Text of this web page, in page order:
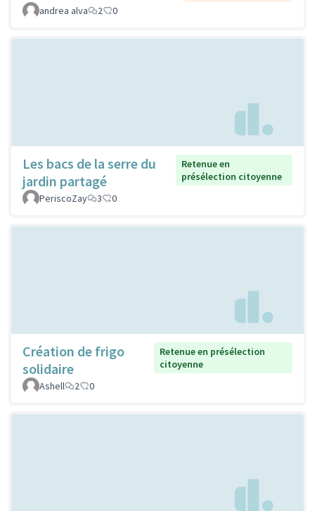
andrea alva
2 0
Les bacs de la serre du
jardin partagé
Retenue en
présélection citoyenne
PeriscoZay
3 0
Création de frigo
solidaire
Retenue en présélection
citoyenne
Ashell
2 0